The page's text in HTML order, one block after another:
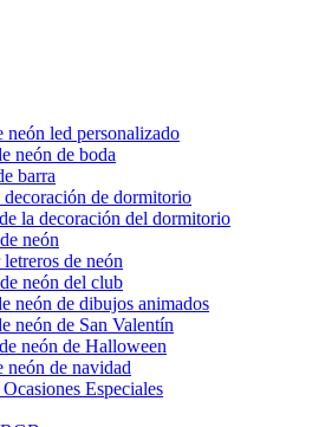
neón led personalizado
neón de boda
barra
decoración de dormitorio
la decoración del dormitorio
neón
de neón
neón del club
neón de dibujos animados
neón de San Valentín
neón de Halloween
neón de navidad
Especiales